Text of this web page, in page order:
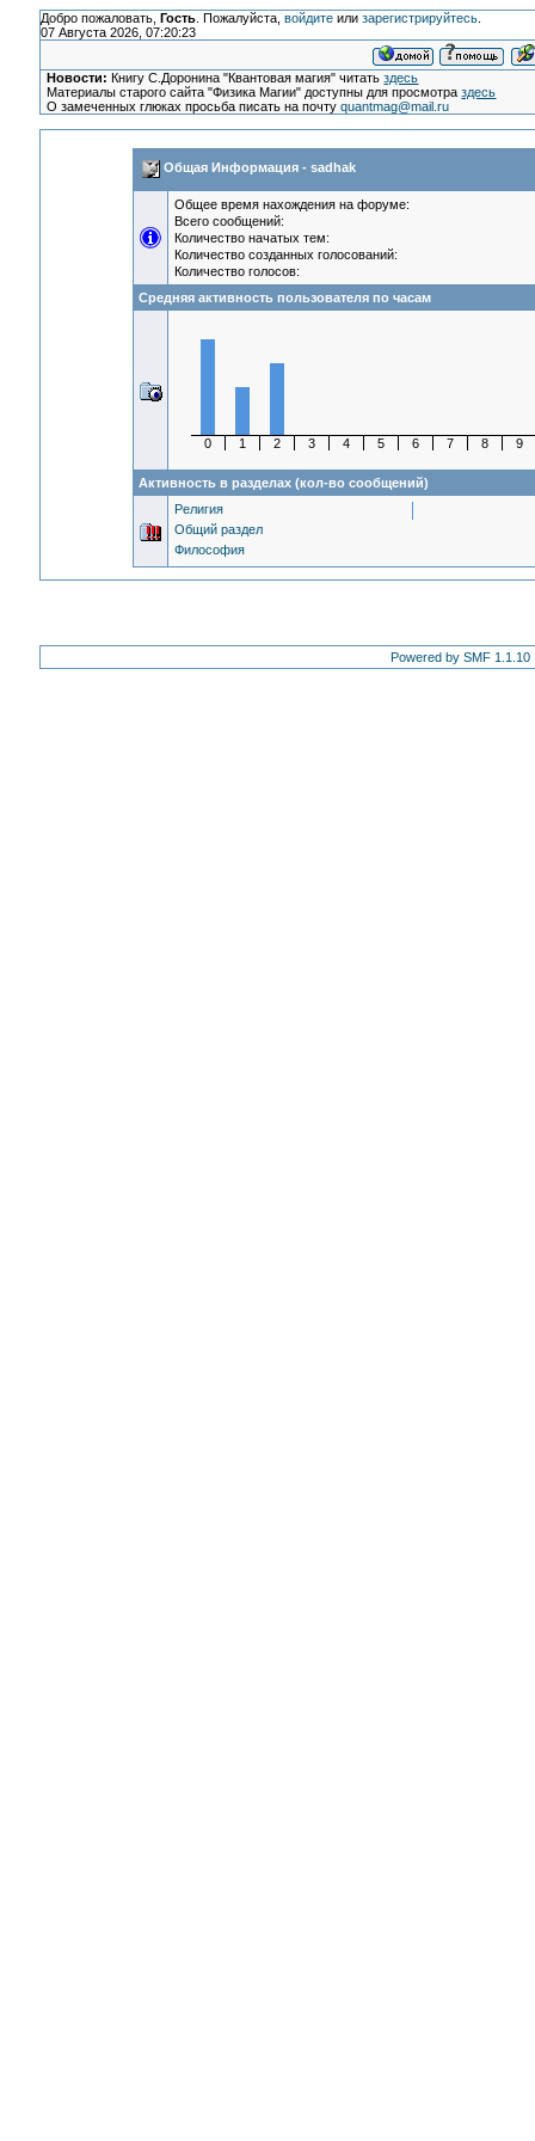
Добро пожаловать, Гость. Пожалуйста, войдитеили зарегистрируйтесь.
07 Августа 2026, 07:20:23
Новости: Книгу С.Доронина "Квантовая магия" читатьздесь
Материалы старого сайта "Физика Магии" доступны для просмотраздесь
О замеченных глюках просьба писать на почтуquantmag@mail.ru
Общая Информация - sadhak
Общее время нахождения на форуме:
Всего сообщений:
Количество начатых тем:
Количество созданных голосований:
Количество голосов:
Средняя активность пользователя по часам
0 1 2 3 4 5 6 7 8 9
Активность в разделах (кол-во сообщений)
Религия
Общий раздел
Философия
Powered by SMF 1.1.10